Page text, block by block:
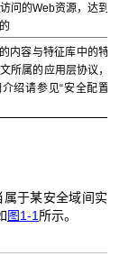
问的Web资源，达到
内容与特征库中的特
所属的应用层协议，
绍请参见“安全配置
于某安全域间实
图1-1 所示。